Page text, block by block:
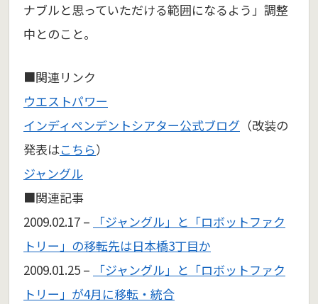
ナブルと思っていただける範囲になるよう」調整
中とのこと。
■関連リンク
ウエストパワー
インディペンデントシアター公式ブログ （改装の
発表はこちら）
ジャングル
■関連記事
2009.02.17 –
「ジャングル」と「ロボットファク
トリー」の移転先は日本橋3丁目か
2009.01.25 –
「ジャングル」と「ロボットファク
トリー」が4月に移転・統合